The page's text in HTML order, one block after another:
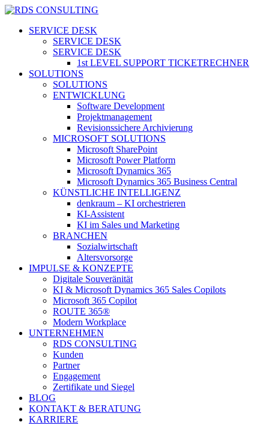
Skip
main
search
Menu
SERVICE DESK
SERVICE DESK
SERVICE DESK
1st LEVEL SUPPORT TICKETRECHNER
SOLUTIONS
SOLUTIONS
ENTWICKLUNG
Software Development
Projektmanagement
Revisionssichere Archivierung
MICROSOFT SOLUTIONS
Microsoft SharePoint
Microsoft Power Platform
Microsoft Dynamics 365
Microsoft Dynamics 365 Business Central
KÜNSTLICHE INTELLIGENZ
denkraum – KI orchestrieren
KI-Assistent
KI im Sales und Marketing
BRANCHEN
Sozialwirtschaft
Altersvorsorge
IMPULSE & KONZEPTE
Digitale Souveränität
KI & Microsoft Dynamics 365 Sales Copilots
Microsoft 365 Copilot
ROUTE 365®
Modern Workplace
UNTERNEHMEN
RDS CONSULTING
Kunden
Partner
Engagement
Zertifikate und Siegel
BLOG
KONTAKT & BERATUNG
KARRIERE